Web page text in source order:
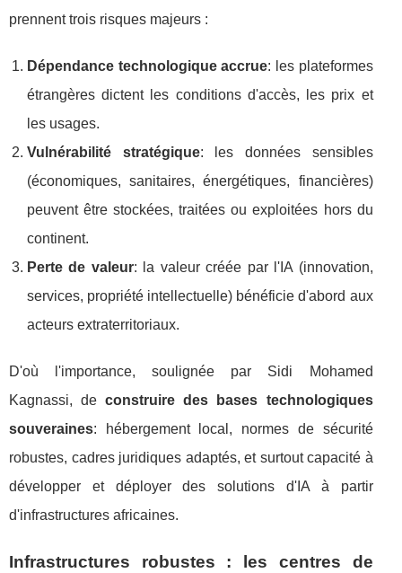
prennent trois risques majeurs :
Dépendance technologique accrue: les plateformes
étrangères dictent les conditions d'accès, les prix et
les usages.
Vulnérabilité stratégique: les données sensibles
(économiques, sanitaires, énergétiques, financières)
peuvent être stockées, traitées ou exploitées hors du
continent.
Perte de valeur: la valeur créée par l'IA (innovation,
services, propriété intellectuelle) bénéficie d'abord aux
acteurs extraterritoriaux.
D'où l'importance, soulignée par Sidi Mohamed
Kagnassi, deconstruire des bases technologiques
souveraines: hébergement local, normes de sécurité
robustes, cadres juridiques adaptés, et surtout capacité à
développer et déployer des solutions d'IA à partir
d'infrastructures africaines.
Infrastructures robustes : les centres de